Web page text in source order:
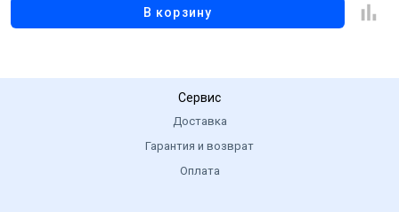
В корзину
Сервис
Доставка
Гарантия и возврат
Оплата